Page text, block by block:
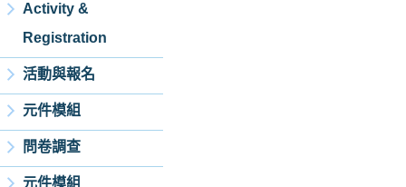
Activity &
Registration
活動與報名
元件模組
問卷調查
元件模組